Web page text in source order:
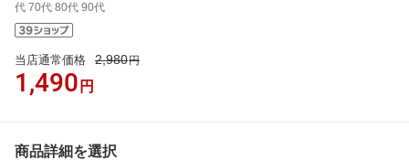
代 70代 80代 90代
当店通常価格 2,980円
1,490 円
商品詳細を選択